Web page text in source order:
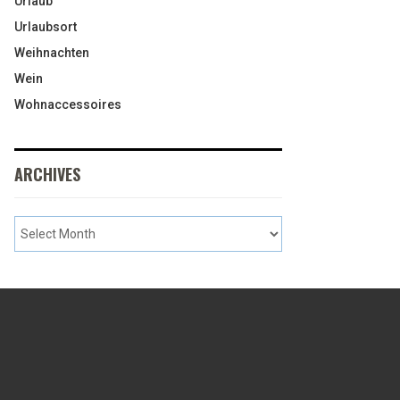
Urlaubsort
Weihnachten
Wein
Wohnaccessoires
ARCHIVES